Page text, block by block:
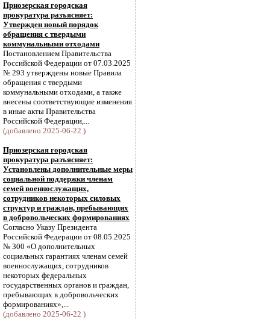
Приозерская городская
прокуратура разъясняет:
Утвержден новый порядок
обращения с твердыми
коммунальными отходами
Постановлением Правительства
Российской Федерации от 07.03.2025
№ 293 утверждены новые Правила
обращения с твердыми
коммунальными отходами, а также
внесены соответствующие изменения
в иные акты Правительства
Российской Федерации,...
(добавлено 2025-06-22 )
Приозерская городская
прокуратура разъясняет:
Установлены дополнительные меры
социальной поддержки членам
семей военнослужащих,
сотрудников некоторых силовых
структур и граждан, пребывающих
в добровольческих формированиях
Согласно Указу Президента
Российской Федерации от 08.05.2025
№ 300 «О дополнительных
социальных гарантиях членам семей
военнослужащих, сотрудников
некоторых федеральных
государственных органов и граждан,
пребывающих в добровольческих
формированиях»,...
(добавлено 2025-06-22 )